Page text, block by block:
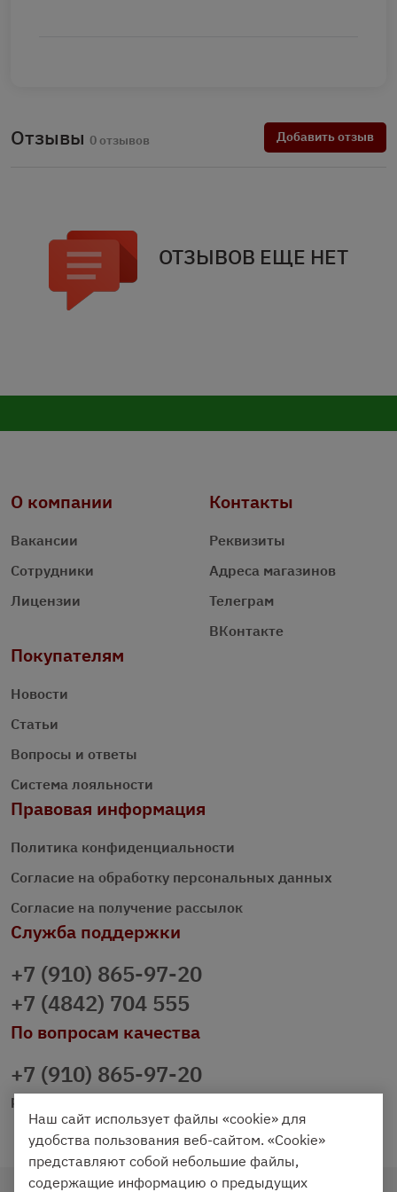
Отзывы 0 отзывов Добавить отзыв
ОТЗЫВОВ ЕЩЕ НЕТ
О компании
Вакансии
Сотрудники
Лицензии
Контакты
Реквизиты
Адреса магазинов
Телеграм
ВКонтакте
Покупателям
Новости
Статьи
Вопросы и ответы
Система лояльности
Правовая информация
Политика конфиденциальности
Согласие на обработку персональных данных
Согласие на получение рассылок
Служба поддержки
+7 (910) 865-97-20
+7 (4842) 704 555
По вопросам качества
+7 (910) 865-97-20
prazdnichniy40@palmi.ru
Наш сайт использует файлы «cookie» для
удобства пользования веб-сайтом. «Cookie»
представляют собой небольшие файлы,
содержащие информацию о предыдущих